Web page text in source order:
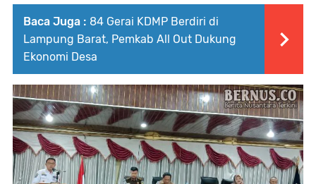
Baca Juga : 84 Gerai KDMP Berdiri di
Lampung Barat, Pemkab All Out Dukung
Ekonomi Desa